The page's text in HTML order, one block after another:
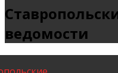
ведомости